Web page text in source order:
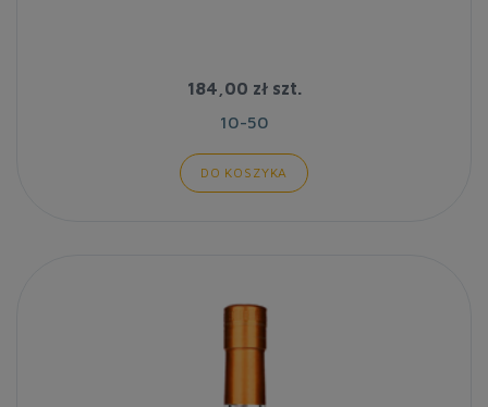
184,00 złszt.
10-50
DO KOSZYKA